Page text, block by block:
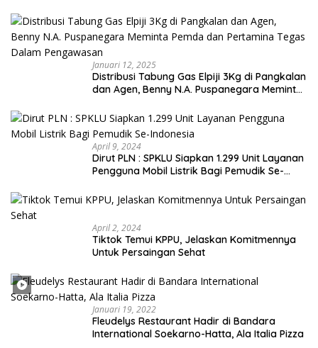
Januari 12, 2025
Distribusi Tabung Gas Elpiji 3Kg di Pangkalan
dan Agen, Benny N.A. Puspanegara Meminta
Pengawasan
April 9, 2024
Dirut PLN : SPKLU Siapkan 1.299 Unit Layanan
Pengguna Mobil Listrik Bagi Pemudik Se-
April 2, 2024
Tiktok Temui KPPU, Jelaskan Komitmennya
Untuk Persaingan Sehat
Januari 19, 2022
Fleudelys Restaurant Hadir di Bandara
International Soekarno-Hatta, Ala Italia Pizza